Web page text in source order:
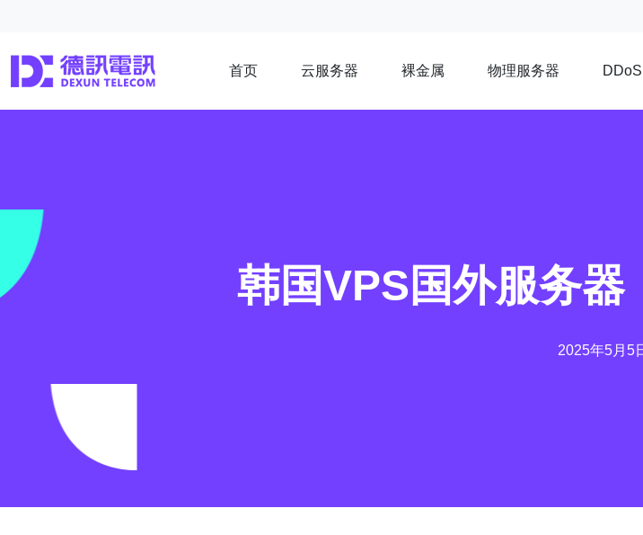
首页 云服务器 裸金属 物理服务器 DDoS
韩国VPS国外服务器
2025年5月5